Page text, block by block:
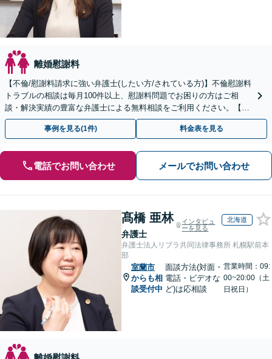
離婚慰謝料
【不倫/慰謝料請求に強い弁護士(したい方/されている方)】不倫慰謝料
トラブルの相談は毎月100件以上、慰謝料問題でお困りの方はご相
談・解決実績の豊富な弁護士による無料相談をご利用ください。【初
回相談０円(電話)】【全国対応】
事例を見る(1件) 料金表を見る
電話でお問い合わせ メールでお問い合わせ
髙橋 亜林
弁護士
インタビュ
ーを見る
北海道
弁護士法人リブラ共同法律事務所 札幌駅前本
部
室蘭市
からも相
談受付中
面談方法(対面・
電話・ビデオな
ど)は応相談
営業時間：09:
00~20:00（土
日祝日）